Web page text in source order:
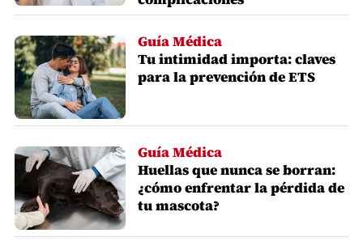
Guía Médica
Tu intimidad importa: claves
para la prevención de ETS
Guía Médica
Huellas que nunca se borran:
¿cómo enfrentar la pérdida de
tu mascota?